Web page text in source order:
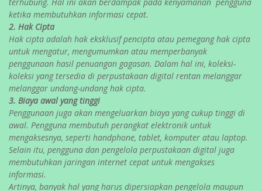
terhubung. Hal ini akan berdampak pada kenyamanan pengguna
ketika membutuhkan informasi cepat.
2. Hak Cipta
Hak cipta adalah hak eksklusif pencipta atau pemegang hak cipta
untuk mengatur, mengumumkan atau memperbanyak
penggunaan hasil penuangan gagasan. Dalam hal ini, koleksi-
koleksi yang tersedia di perpustakaan digital rentan melanggar
melanggar undang-undang hak cipta.
3. Biaya awal yang tinggi
Penggunaan juga akan mengeluarkan biaya yang cukup tinggi di
awal. Pengguna membutuh perangkat elektronik untuk
mengaksesnya, seperti handphone, tablet, komputer atau laptop.
Selain itu, pengguna dan pengelola perpustakaan digital juga
membutuhkan jaringan internet cepat untuk mengakses
informasi.
Artinya, banyak hal yang harus dipersiapkan pengelola maupun